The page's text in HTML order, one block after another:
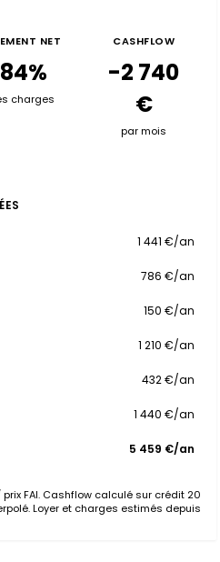
NET
charges
CASHFLOW
-2 740
€
par mois
1 441 €/an
786 €/an
150 €/an
1 210 €/an
432 €/an
1 440 €/an
5 459 €/an
FAI. Cashflow calculé sur crédit 20
Loyer et charges estimés depuis